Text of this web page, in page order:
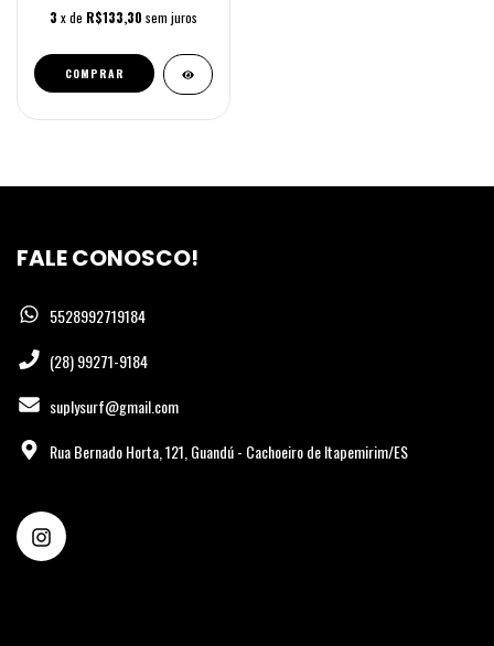
3 x de R$133,30 sem juros
COMPRAR
FALE CONOSCO!
5528992719184
(28) 99271-9184
suplysurf@gmail.com
Rua Bernado Horta, 121, Guandú - Cachoeiro de Itapemirim/ES